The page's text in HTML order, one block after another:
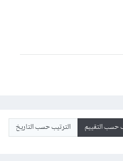
حسب التقييم الترتيب حسب التاريخ